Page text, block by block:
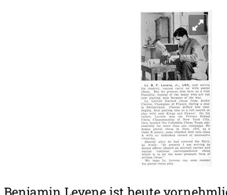
Benjamin Levene ist heute